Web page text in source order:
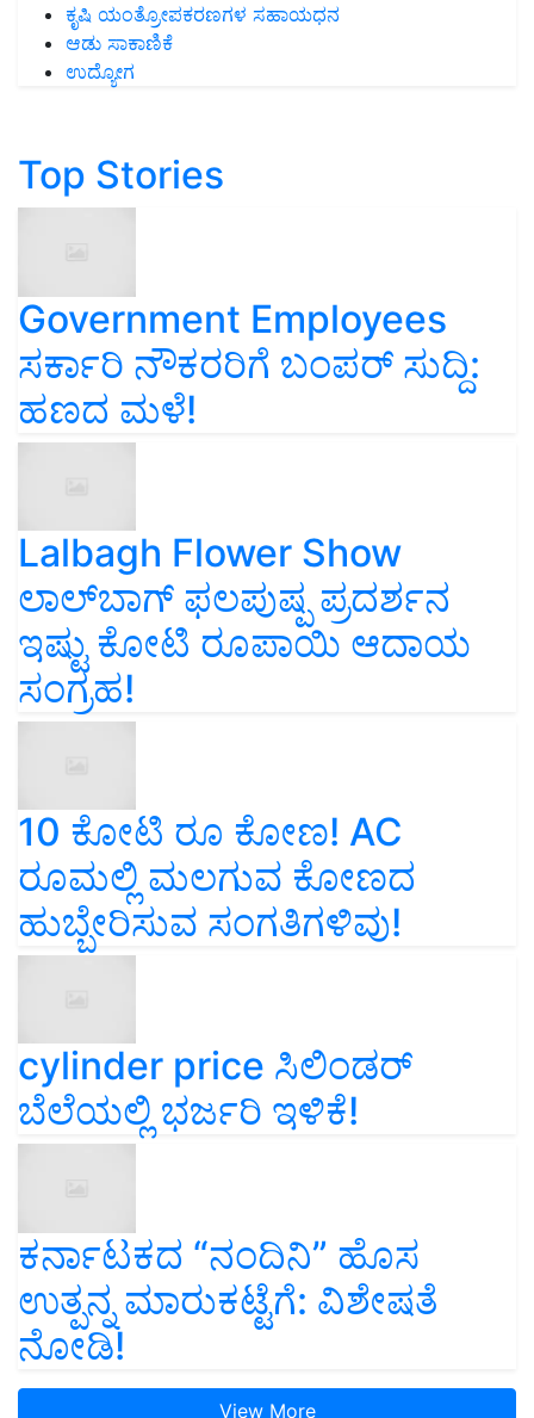
ಕೃಷಿ ಯಂತ್ರೋಪಕರಣಗಳ ಸಹಾಯಧನ
ಆಡು ಸಾಕಾಣಿಕೆ
ಉದ್ಯೋಗ
Top Stories
Government Employees
ಸರ್ಕಾರಿ ನೌಕರರಿಗೆ ಬಂಪರ್‌ ಸುದ್ದಿ:
ಹಣದ ಮಳೆ!
Lalbagh Flower Show
ಲಾಲ್‌ಬಾಗ್ ಫಲಪುಷ್ಪ ಪ್ರದರ್ಶನ
ಇಷ್ಟು ಕೋಟಿ ರೂಪಾಯಿ ಆದಾಯ
ಸಂಗ್ರಹ!
10 ಕೋಟಿ ರೂ ಕೋಣ! AC
ರೂಮಲ್ಲಿ ಮಲಗುವ ಕೋಣದ
ಹುಬ್ಬೇರಿಸುವ ಸಂಗತಿಗಳಿವು!
cylinder price ಸಿಲಿಂಡರ್‌
ಬೆಲೆಯಲ್ಲಿ ಭರ್ಜರಿ ಇಳಿಕೆ!
ಕರ್ನಾಟಕದ “ನಂದಿನಿ” ಹೊಸ
ಉತ್ಪನ್ನ ಮಾರುಕಟ್ಟೆಗೆ: ವಿಶೇಷತೆ
ನೋಡಿ!
View More